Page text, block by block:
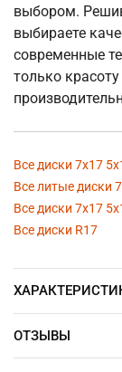
выбором.
выбираете
современные
только
Все диски 7x17
Все литые диски
Все диски 7x17
Все диски R17
ОТЗЫВЫ